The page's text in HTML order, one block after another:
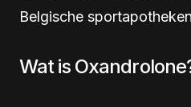
Belgische
Wat is